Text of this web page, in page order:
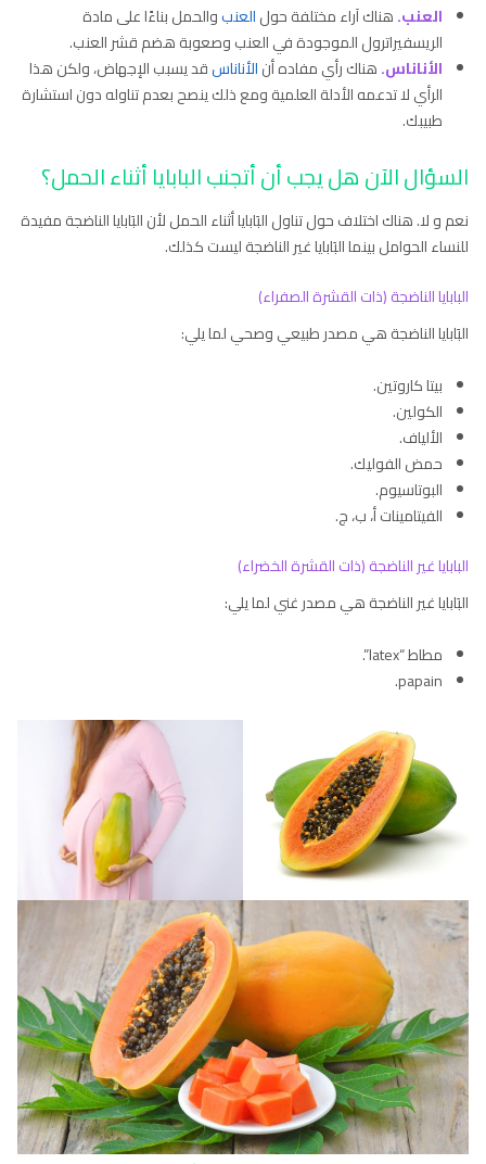
العنب.هناك آراء مختلفة حولالعنبوالحمل بناءًا على مادة
الريسفيراترول الموجودة في العنب وصعوبة هضم قشر العنب.
الأناناس.هناك رأي مفاده أنالأناناسقد يسبب الإجهاض، ولكن هذا
الرأي لا تدعمه الأدلة العلمية ومع ذلك ينصح بعدم تناوله دون استشارة
طبيبك.
السؤال الآن هل يجب أن أتجنب البابايا أثناء الحمل؟
نعم و لا. هناك اختلاف حول تناول البَابايا أثناء الحمل لأن البَابايا الناضجة مفيدة
للنساء الحوامل بينما البَابايا غير الناضجة ليست كذلك.
البابايا الناضجة (ذات القشرة الصفراء)
البَابايا الناضجة هي مصدر طبيعي وصحي لما يلي:
بيتا كاروتين.
الكولين.
الألياف.
حمض الفوليك.
البوتاسيوم.
الفيتامينات أ، ب، ج.
البابايا غير الناضجة (ذات القشرة الخضراء)
البَابايا غير الناضجة هي مصدر غني لما يلي:
مطاط “latex”.
papain.